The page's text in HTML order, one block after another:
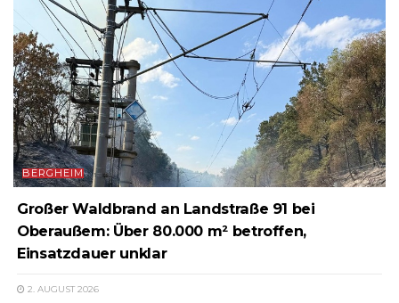
BERGHEIM
Großer Waldbrand an Landstraße 91 bei
Oberaußem: Über 80.000 m² betroffen,
Einsatzdauer unklar
2. AUGUST 2026